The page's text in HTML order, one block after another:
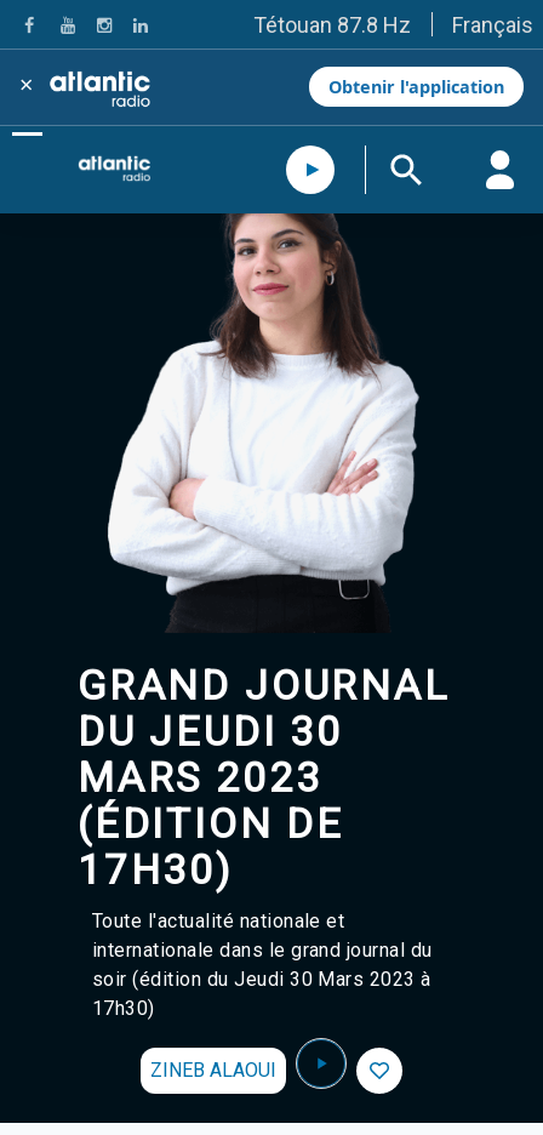
Tétouan 87.8 Hz
Fès 98.8 Hz
Meknès 97.2 Hz
El Jadida 97.3
Settat 104,6
Chefchaouen 106.4
Essaouira 96.6
Taza 103.0
Taounate 95.6
Tiznit 103.1
SkhourRhamna 92.2
Taroudant 104.9
Guelmim 91.9
Tan-Tan 95.2
Tafraout 104.9
Casablanca 92.5 Hz
Rabat, Salé 106.9 Hz
Marrakech 90.5 Hz
Agadir 99.7 Hz
Tanger 103.3 Hz
Tétouan 87.8 Hz
Fès 98.8 Hz
El Jadida 97.3
Chefchaouen 106.4
Essaouira 96.6
Safi 92.3
Taza 103.0
Taounate 95.6
Tiznit 103.1
SkhourRhamna 92.2
Tan-Tan 95.2
Tafraout 104.9
Français
× Obtenir l'application
GRAND JOURNAL
DU JEUDI 30
MARS 2023
(ÉDITION DE
17H30)
Toute l'actualité nationale et
internationale dans le grand journal du
soir (édition du Jeudi 30 Mars 2023 à
17h30)
ZINEB ALAOUI